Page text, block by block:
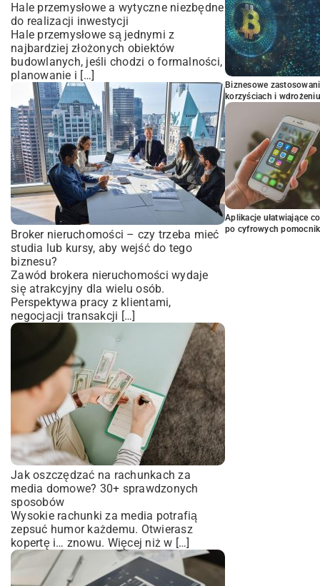
Hale przemysłowe a wytyczne niezbędne
do realizacji inwestycji
Hale przemysłowe są jednymi z
najbardziej złożonych obiektów
budowlanych, jeśli chodzi o formalności,
planowanie i […]
Broker nieruchomości – czy trzeba mieć
studia lub kursy, aby wejść do tego
biznesu?
Zawód brokera nieruchomości wydaje
się atrakcyjny dla wielu osób.
Perspektywa pracy z klientami,
negocjacji transakcji […]
Jak oszczędzać na rachunkach za
media domowe? 30+ sprawdzonych
sposobów
Wysokie rachunki za media potrafią
zepsuć humor każdemu. Otwierasz
kopertę i… znowu. Więcej niż w […]
Biznesowe
korzyściach i wdrożeniu
Aplikacje ułatwiające
po cyfrowych